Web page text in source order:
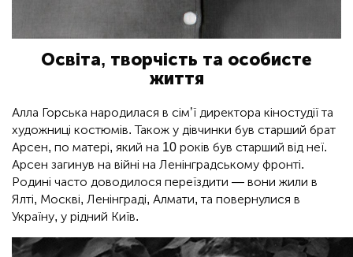
Освіта, творчість та особисте
життя
Алла Горська народилася в сім’ї директора кіностудії та
художниці костюмів. Також у дівчинки був старший брат
Арсен, по матері, який на 10 років був старший від неї.
Арсен загинув на війні на Ленінградському фронті.
Родині часто доводилося переїздити — вони жили в
Ялті, Москві, Ленінграді, Алмати, та повернулися в
Україну, у рідний Київ.